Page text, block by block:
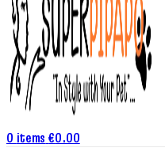
0 items €0.00